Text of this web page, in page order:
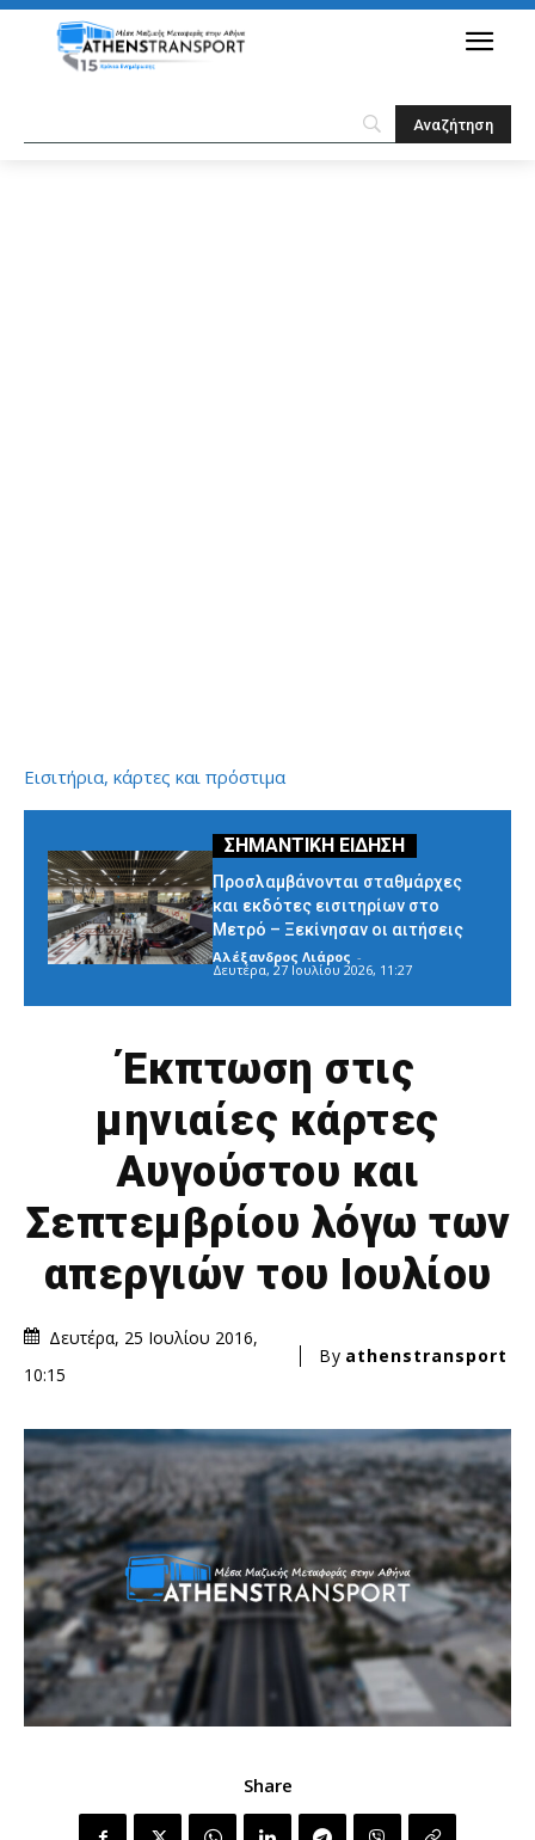
Εισιτήρια, κάρτες και πρόστιμα
Προσλαμβάνονται σταθμάρχες
και εκδότες εισιτηρίων στο
Μετρό – Ξεκίνησαν οι αιτήσεις
Αλέξανδρος Λιάρος -
Δευτέρα, 27 Ιουλίου 2026, 11:27
Έκπτωση στις
μηνιαίες κάρτες
Αυγούστου και
Σεπτεμβρίου λόγω των
απεργιών του Ιουλίου
Δευτέρα, 25 Ιουλίου 2016,
10:15
By athenstransport
Share